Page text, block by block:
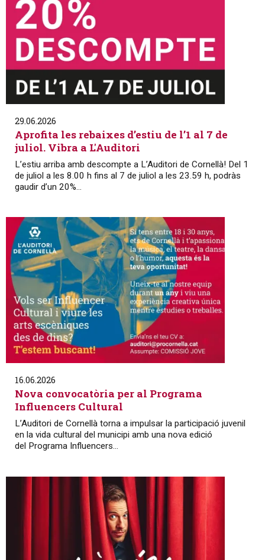
29.06.2026
Aprofita les rebaixes d’estiu de l’1 al 7 de
juliol. Vibra a L'Auditori
L’estiu arriba amb descompte a L’Auditori de Cornellà! Del 1
de juliol a les 8.00 h fins al 7 de juliol a les 23.59 h, podràs
gaudir d’un 20%...
16.06.2026
Nova convocatòria per al Programa
Influencers Cultural
L’Auditori de Cornellà torna a impulsar la participació juvenil
en la vida cultural del municipi amb una nova edició
del Programa Influencers...